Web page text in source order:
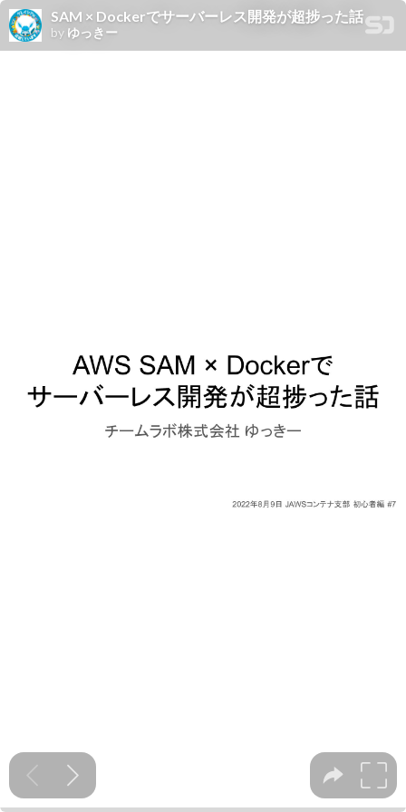
SAM × Dockerでサーバーレス開発が超捗った話
by ゆっきー